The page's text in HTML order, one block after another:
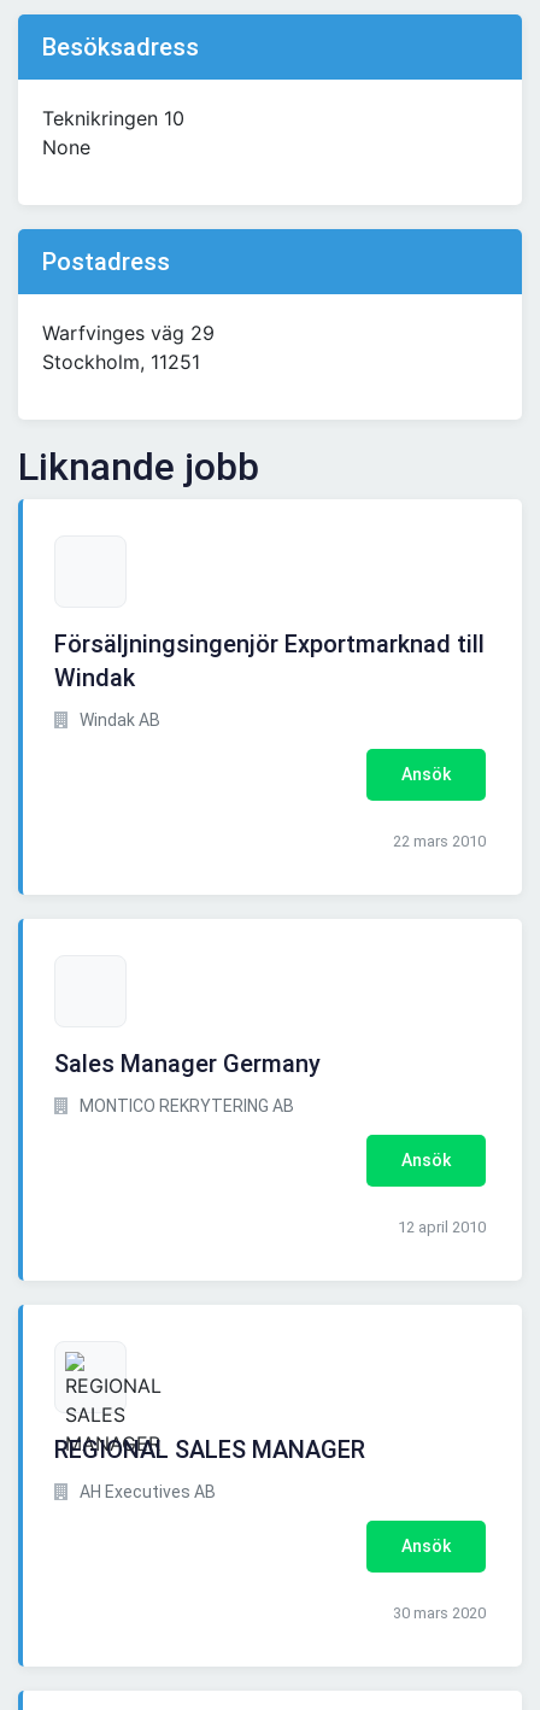
Besöksadress
Teknikringen 10
None
Postadress
Warfvinges väg 29
Stockholm, 11251
Liknande jobb
Försäljningsingenjör Exportmarknad till
Windak
Windak AB
Ansök
22 mars 2010
Sales Manager Germany
MONTICO REKRYTERING AB
Ansök
12 april 2010
REGIONAL SALES MANAGER
AH Executives AB
Ansök
30 mars 2020